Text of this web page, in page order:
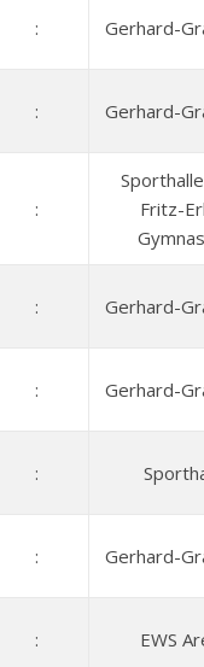
: Gerhard-
: Gerhard-
:
Fritz-
: Gerhard-
: Gerhard-
:
: Gerhard-
: EWS